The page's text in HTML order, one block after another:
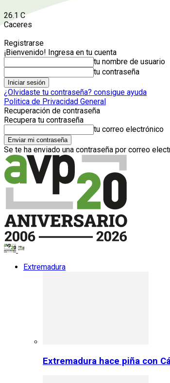
26.1 C
Caceres
Registrarse
¡Bienvenido! Ingresa en tu cuenta
tu nombre de usuario
tu contraseña
¿Olvidaste tu contraseña? consigue ayuda
Politica de Privacidad General
Recuperación de contraseña
Recupera tu contraseña
tu correo electrónico
Se te ha enviado una contraseña por correo
Extremadura
Extremadura hace piña con